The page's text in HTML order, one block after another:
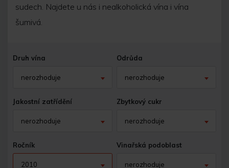
sudech. Najdete u nás i nealkoholická vína i vína
šumivá.
Druh vína
nerozhoduje
Odrůda
nerozhoduje
Jakostní zatřídění
nerozhoduje
Zbytkový cukr
nerozhoduje
Ročník
2010
Vinařská podoblast
nerozhoduje